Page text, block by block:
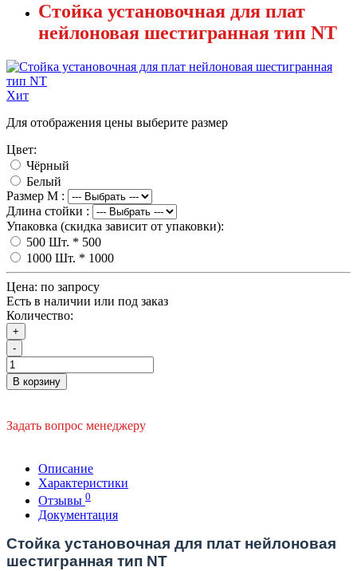
Стойка установочная для плат
нейлоновая шестигранная тип NT
Хит
Для отображения цены выберите размер
Цвет:
Чёрный
Белый
Размер M :
Длина стойки :
Упаковка (скидка зависит от упаковки):
500 Шт. * 500
1000 Шт. * 1000
Цена: по запросу
Есть в наличии или под заказ
Количество:
+
-
В корзину
Задать вопрос менеджеру
Описание
Характеристики
Отзывы 0
Документация
Стойка установочная для плат нейлоновая
шестигранная тип NT